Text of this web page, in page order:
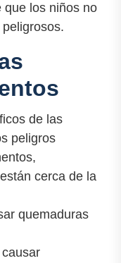
que los niños no
de las
peligros
cerca de la
quemaduras